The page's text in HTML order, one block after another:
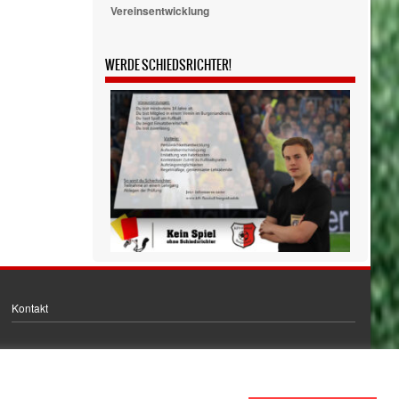
Vereinsentwicklung
WERDE SCHIEDSRICHTER!
Kontakt